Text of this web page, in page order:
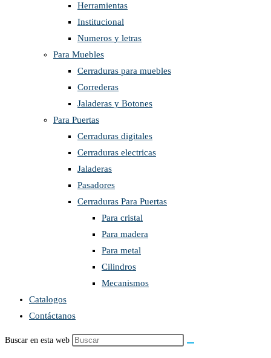
Herramientas
Institucional
Numeros y letras
Para Muebles
Cerraduras para muebles
Correderas
Jaladeras y Botones
Para Puertas
Cerraduras digitales
Cerraduras electricas
Jaladeras
Pasadores
Cerraduras Para Puertas
Para cristal
Para madera
Para metal
Cilindros
Mecanismos
Catalogos
Contáctanos
Buscar en esta web